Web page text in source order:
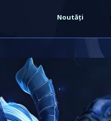
: strpos() expects
Noutăți